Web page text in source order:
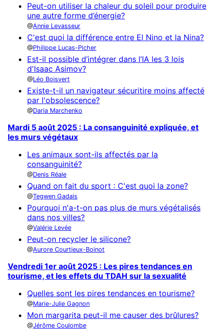
Peut-on utiliser la chaleur du soleil pour produire
une autre forme d’énergie?
Annie Levasseur
C'est quoi la différence entre El Nino et la Nina?
Philippe Lucas-Picher
Est-il possible d’intégrer dans l’IA les 3 lois
d'Isaac Asimov?
Léo Boisvert
Existe-t-il un navigateur sécuritire moins affecté
par l'obsolescence?
Daria Marchenko
Mardi 5 août 2025 : La consanguinité expliquée, et
les murs végétaux
Les animaux sont-ils affectés par la
consanguinité?
Denis Réale
Quand on fait du sport : C'est quoi la zone?
Tegwen Gadais
Pourquoi n'a-t-on pas plus de murs végétalisés
dans nos villes?
Valérie Levée
Peut-on recycler le silicone?
Aurore Courtieux-Boinot
Vendredi 1er août 2025 : Les pires tendances en
tourisme, et les effets du TDAH sur la sexualité
Quelles sont les pires tendances en tourisme?
Marie-Julie Gagnon
Mon margarita peut-il me causer des brûlures?
Jérôme Coulombe